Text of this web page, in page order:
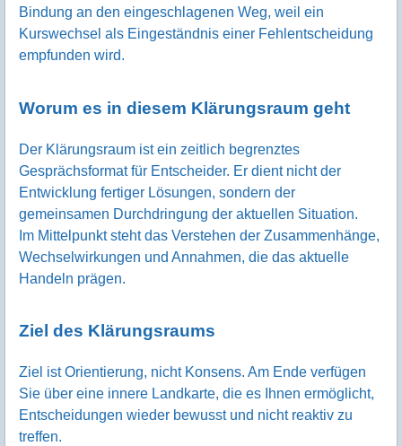
Bindung an den eingeschlagenen Weg, weil ein
Kurswechsel als Eingeständnis einer Fehlentscheidung
empfunden wird.
Worum es in diesem Klärungsraum geht
Der Klärungsraum ist ein zeitlich begrenztes
Gesprächsformat für Entscheider. Er dient nicht der
Entwicklung fertiger Lösungen, sondern der
gemeinsamen Durchdringung der aktuellen Situation.
Im Mittelpunkt steht das Verstehen der Zusammenhänge,
Wechselwirkungen und Annahmen, die das aktuelle
Handeln prägen.
Ziel des Klärungsraums
Ziel ist Orientierung, nicht Konsens. Am Ende verfügen
Sie über eine innere Landkarte, die es Ihnen ermöglicht,
Entscheidungen wieder bewusst und nicht reaktiv zu
treffen.